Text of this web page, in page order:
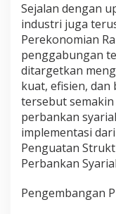
Sejalan dengan
industri juga
Perekonomian
penggabungan
ditargetkan
kuat, efisien, dan
tersebut
perbankan
implementasi
Penguatan
Perbankan
Pengembangan